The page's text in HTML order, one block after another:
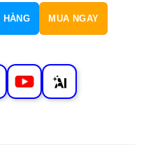
Trời H002 số lượng
HÀNG MUA NGAY